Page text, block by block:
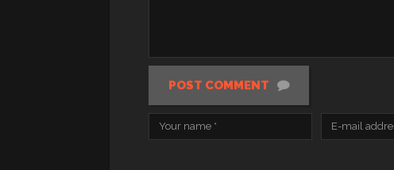
POST COMMENT